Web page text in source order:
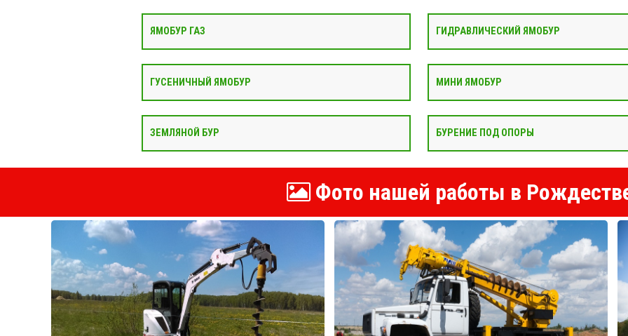
ЯМОБУР ГАЗ ГИДРАВЛИЧЕСКИЙ ЯМОБУР
ГУСЕНИЧНЫЙ ЯМОБУР МИНИ ЯМОБУР
ЗЕМЛЯНОЙ БУР БУРЕНИЕ ПОД ОПОРЫ
Фото нашей работы в